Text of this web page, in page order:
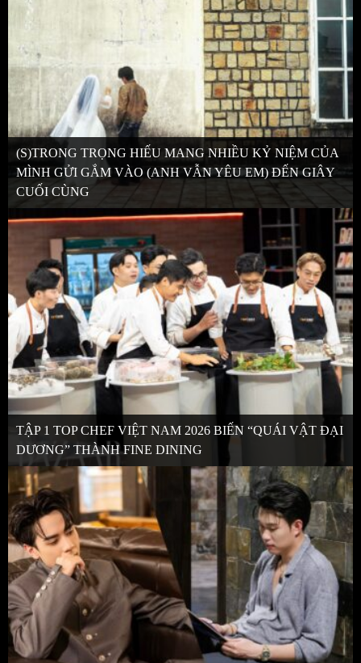
(S)TRONG TRỌNG HIẾU MANG NHIỀU KỶ NIỆM CỦA
MÌNH GỬI GẮM VÀO (ANH VẪN YÊU EM) ĐẾN GIÂY
CUỐI CÙNG
TẬP 1 TOP CHEF VIỆT NAM 2026 BIẾN “QUÁI VẬT ĐẠI
DƯƠNG” THÀNH FINE DINING